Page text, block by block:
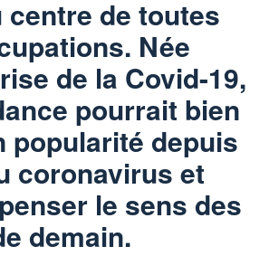
centre de toutes
Née
de la Covid-19,
pourrait bien
popularité depuis
coronavirus et
le sens des
demain.